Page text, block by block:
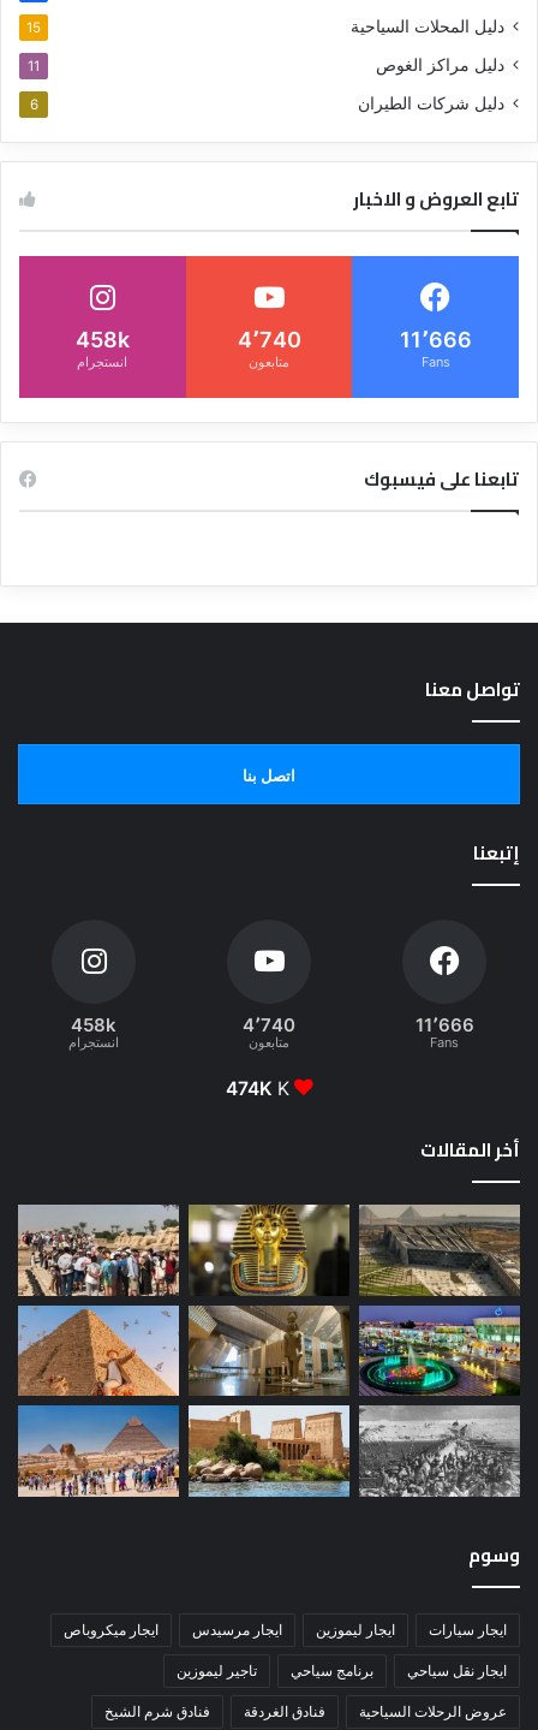
دليل المحلات السياحية 15
دليل مراكز الغوص 11
دليل شركات الطيران 6
تابع العروض و الاخبار
11٬666
Fans
4٬740
متابعون
458k
انستجرام
تابعنا على فيسبوك
تواصل معنا
اتصل بنا
إتبعنا
11٬666
Fans
4٬740
متابعون
458k
انستجرام
474K K
أخر المقالات
وسوم
ايجار سيارات ايجار ليموزين ايجار مرسيدس ايجار ميكروباص
ايجار نقل سياحي برنامج سياحي تاجير ليموزين
عروض الرحلات السياحية فنادق الغردقة فنادق شرم الشيخ